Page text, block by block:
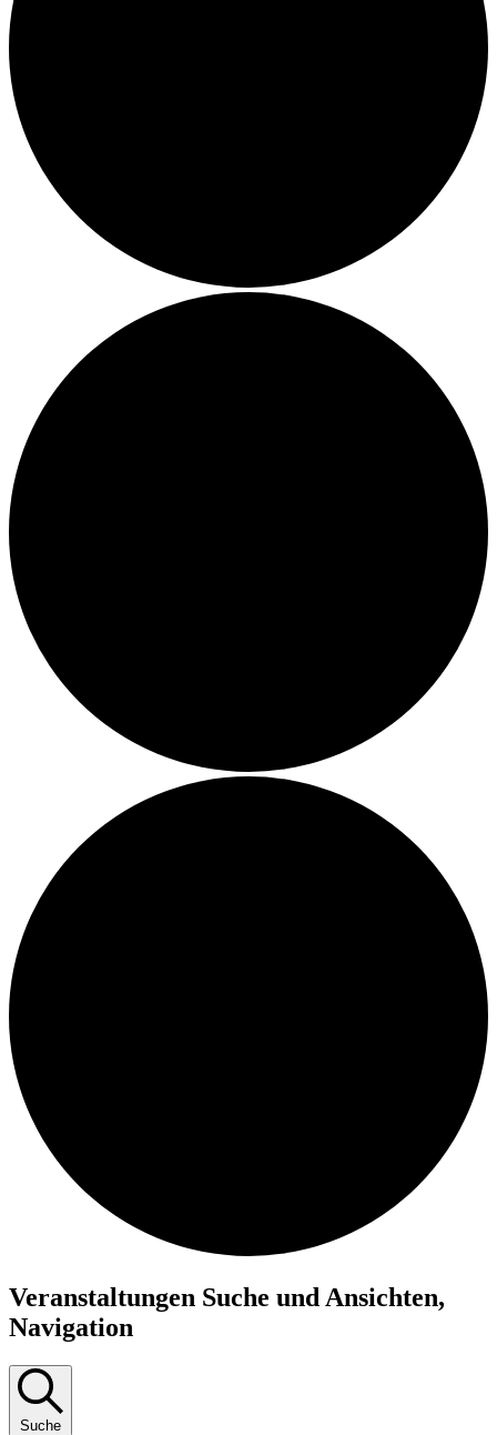
Veranstaltungen Suche und Ansichten,
Navigation
Suche